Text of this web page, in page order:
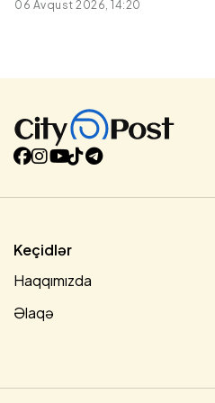
biznesmen, xeyriyyəçi və ya
qanunsuz separatçı
mürəkkəb hərbi-siyasi
qiymətləndirilməlidir. 2022-ci
imtina qərarı ilə onun Qarabağa
06 Avqust 2026, 14:20
Keçidlər
Haqqımızda
Əlaqə